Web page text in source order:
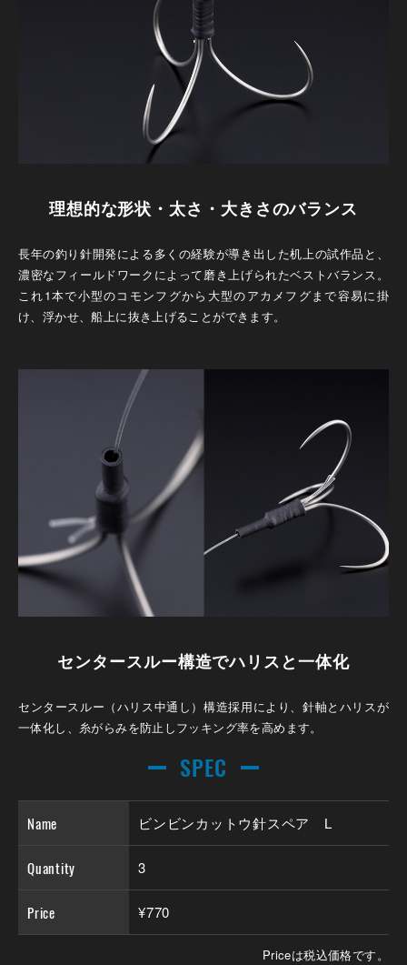
理想的な形状・太さ・大きさのバランス
長年の釣り針開発による多くの経験が導き出した机上の試作品と、
濃密なフィールドワークによって磨き上げられたベストバランス。
これ1本で小型のコモンフグから大型のアカメフグまで容易に掛
け、浮かせ、船上に抜き上げることができます。
センタースルー構造でハリスと一体化
センタースルー（ハリス中通し）構造採用により、針軸とハリスが
一体化し、糸がらみを防止しフッキング率を高めます。
SPEC
Name ビンビンカットウ針スペア L
Quantity 3
Price ¥770
Priceは税込価格です。